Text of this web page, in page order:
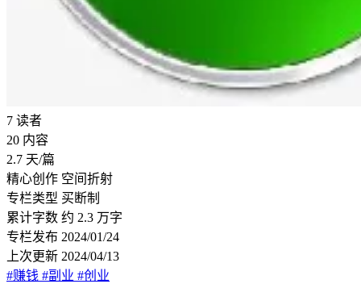
7 读者
20 内容
2.7 天/篇
精心创作 空间折射
专栏类型 买断制
累计字数 约 2.3 万字
专栏发布 2024/01/24
上次更新 2024/04/13
#赚钱 #副业 #创业